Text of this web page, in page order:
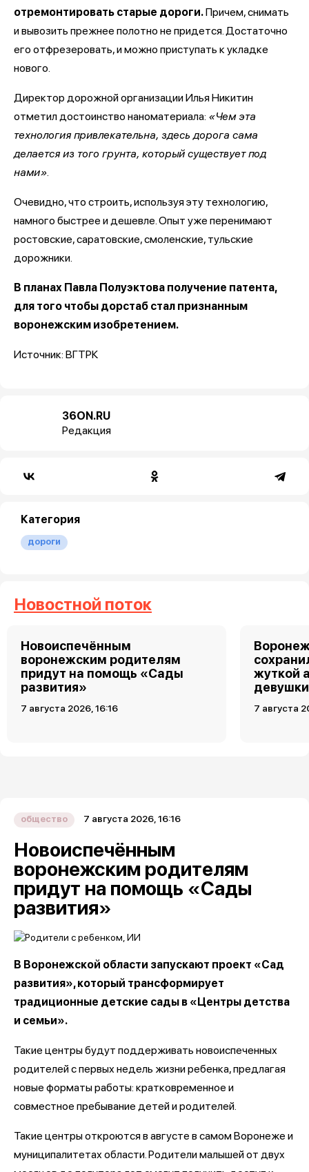
отремонтировать старые дороги.Причем, снимать
и вывозить прежнее полотно не придется. Достаточно
его отфрезеровать, и можно приступать к укладке
нового.
Директор дорожной организации Илья Никитин
отметил достоинство наноматериала: «Чем эта
технология привлекательна, здесь дорога сама
делается из того грунта, который существует под
нами».
Очевидно, что строить, используя эту технологию,
намного быстрее и дешевле. Опыт уже перенимают
ростовские, саратовские, смоленские, тульские
дорожники.
В планах Павла Полуэктова получение патента,
для того чтобы дорстаб стал признанным
воронежским изобретением.
Источник: ВГТРК
36ON.RU
Редакция
Категория
дороги
Новостной поток
Новоиспечённым
воронежским родителям
придут на помощь «Сады
развития»
7 августа 2026, 16:16
жуткой
девушки
7 августа
общество 7 августа 2026, 16:16
Новоиспечённым
воронежским родителям
придут на помощь «Сады
развития»
В Воронежской области запускают проект «Сад
развития», который трансформирует
традиционные детские сады в «Центры детства
и семьи».
Такие центры будут поддерживать новоиспеченных
родителей с первых недель жизни ребенка, предлагая
новые форматы работы: кратковременное и
совместное пребывание детей и родителей.
Такие центры откроются в августе в самом Воронеже и
муниципалитетах области. Родители малышей от двух